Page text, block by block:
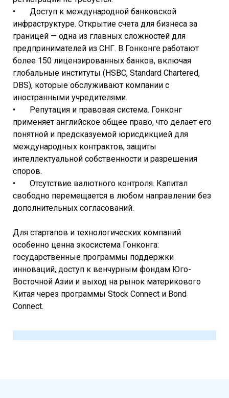
• Доступ к международной банковской
инфраструктуре. Открытие счета для бизнеса за
границей — одна из главных сложностей для
предпринимателей из СНГ. В Гонконге работают
более 150 лицензированных банков, включая
глобальные институты (HSBC, Standard Chartered,
DBS), которые обслуживают компании с
иностранными учредителями.
• Репутация и правовая система. Гонконг
применяет английское общее право, что делает его
понятной и предсказуемой юрисдикцией для
международных контрактов, защиты
интеллектуальной собственности и разрешения
споров.
• Отсутствие валютного контроля. Капитал
свободно перемещается в любом направлении без
дополнительных согласований.
Для стартапов и технологических компаний
особенно ценна экосистема Гонконга:
государственные программы поддержки
инноваций, доступ к венчурным фондам Юго-
Восточной Азии и выход на рынок материкового
Китая через программы Stock Connect и Bond
Connect.